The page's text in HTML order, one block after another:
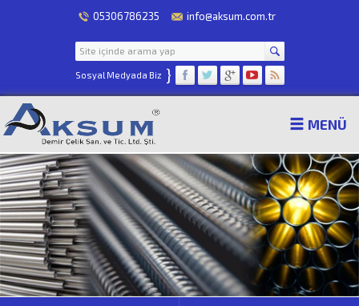
05306786235 info@aksum.com.tr
Sosyal Medyada Biz }
MENÜ